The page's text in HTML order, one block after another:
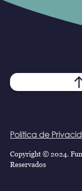
Política de
Copyright © 2024.
Reservados